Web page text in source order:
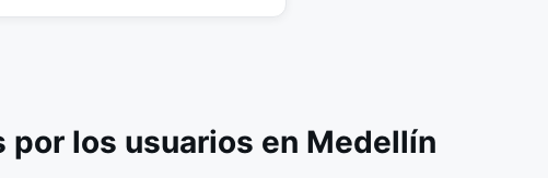
por los usuarios en Medellín